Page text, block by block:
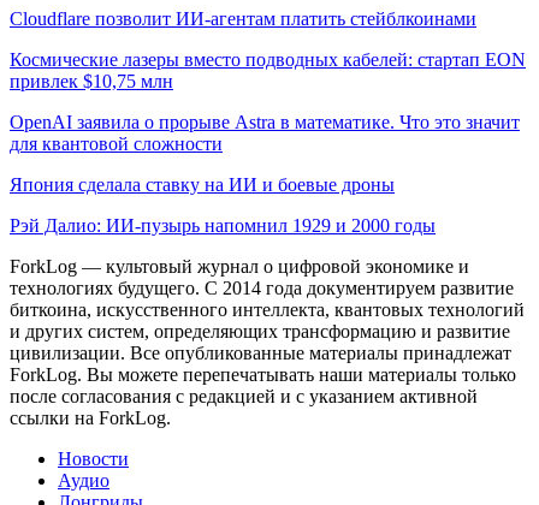
Cloudflare позволит ИИ-агентам платить стейблкоинами
Космические лазеры вместо подводных кабелей: стартап EON
привлек $10,75 млн
OpenAI заявила о прорыве Astra в математике. Что это значит
для квантовой сложности
Япония сделала ставку на ИИ и боевые дроны
Рэй Далио: ИИ-пузырь напомнил 1929 и 2000 годы
ForkLog — культовый журнал о цифровой экономике и
технологиях будущего. С 2014 года документируем развитие
биткоина, искусственного интеллекта, квантовых технологий
и других систем, определяющих трансформацию и развитие
цивилизации. Все опубликованные материалы принадлежат
ForkLog. Вы можете перепечатывать наши материалы только
после согласования с редакцией и с указанием активной
ссылки на ForkLog.
Новости
Аудио